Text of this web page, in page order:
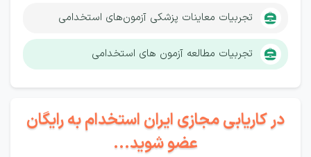
تجربیات معاینات پزشکی آزمون‌های استخدامی
تجربیات مطالعه آزمون های استخدامی
در کاریابی مجازی ایران استخدام به رایگان
عضو شوید...